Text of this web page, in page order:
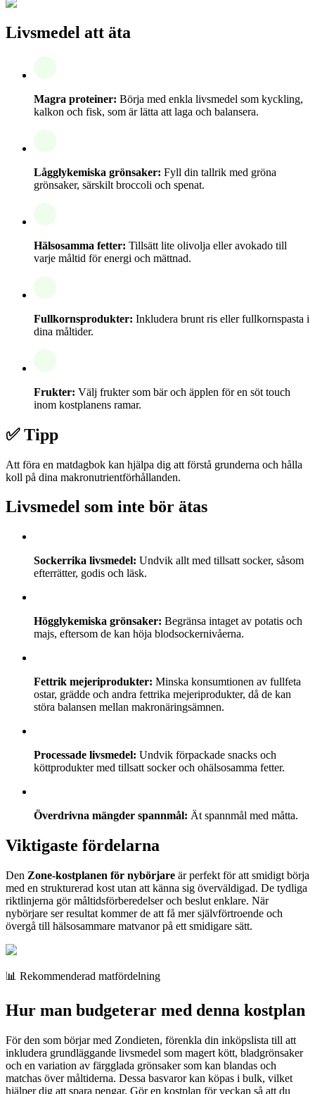
Livsmedel att äta
Magra proteiner: Börja med enkla livsmedel som kyckling,
kalkon och fisk, som är lätta att laga och balansera.
Lågglykemiska grönsaker: Fyll din tallrik med gröna
grönsaker, särskilt broccoli och spenat.
Hälsosamma fetter: Tillsätt lite olivolja eller avokado till
varje måltid för energi och mättnad.
Fullkornsprodukter: Inkludera brunt ris eller fullkornspasta i
dina måltider.
Frukter: Välj frukter som bär och äpplen för en söt touch
inom kostplanens ramar.
✅ Tipp
Att föra en matdagbok kan hjälpa dig att förstå grunderna och hålla
koll på dina makronutrientförhållanden.
Livsmedel som inte bör ätas
Sockerrika livsmedel: Undvik allt med tillsatt socker, såsom
efterrätter, godis och läsk.
Högglykemiska grönsaker: Begränsa intaget av potatis och
majs, eftersom de kan höja blodsockernivåerna.
Fettrik mejeriprodukter: Minska konsumtionen av fullfeta
ostar, grädde och andra fettrika mejeriprodukter, då de kan
störa balansen mellan makronäringsämnen.
Processade livsmedel: Undvik förpackade snacks och
köttprodukter med tillsatt socker och ohälsosamma fetter.
Överdrivna mängder spannmål: Ät spannmål med måtta.
Viktigaste fördelarna
Den Zone-kostplanen för nybörjare är perfekt för att smidigt börja
med en strukturerad kost utan att känna sig överväldigad. De tydliga
riktlinjerna gör måltidsförberedelser och beslut enklare. När
nybörjare ser resultat kommer de att få mer självförtroende och
övergå till hälsosammare matvanor på ett smidigare sätt.
📊 Rekommenderad matfördelning
Hur man budgeterar med denna kostplan
För den som börjar med Zondieten, förenkla din inköpslista till att
inkludera grundläggande livsmedel som magert kött, bladgrönsaker
och en variation av färgglada grönsaker som kan blandas och
matchas över måltiderna. Dessa basvaror kan köpas i bulk, vilket
hjälper dig att spara pengar. Gör en kostplan för veckan så att du